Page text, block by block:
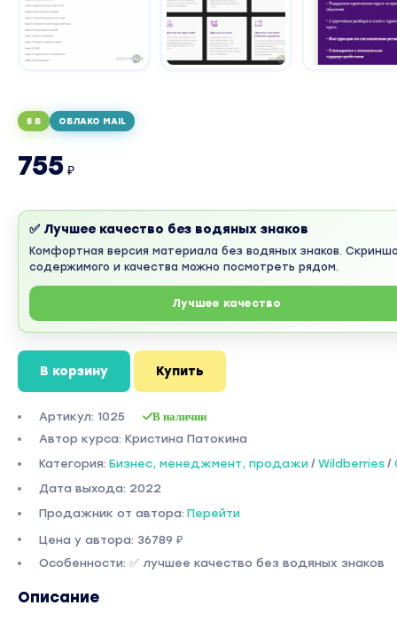
5 Б ОБЛАКО MAIL
755 ₽
✅ Лучшее качество без водяных знаков
Комфортная версия материала без водяных знаков.
содержимого и качества можно посмотреть рядом.
Лучшее качество
В корзину Купить
Артикул: 1025 В наличии
Автор курса: Кристина Патокина
Категория: Бизнес, менеджмент, продажи / Wildberries /
Дата выхода: 2022
Продажник от автора: Перейти
Цена у автора: 36789 ₽
Особенности: ✅ лучшее качество без водяных знаков
Описание